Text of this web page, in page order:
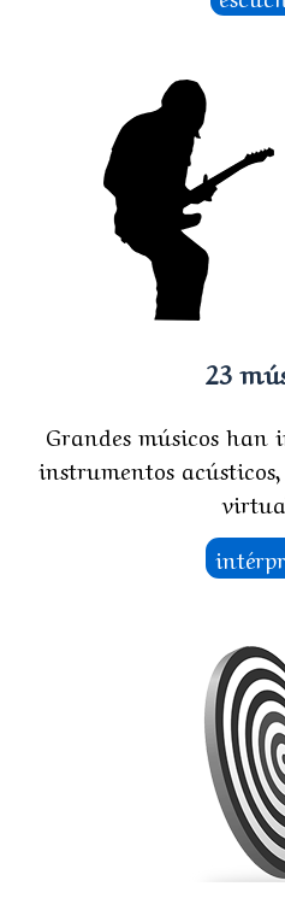
23
Grandes músicos han
instrumentos